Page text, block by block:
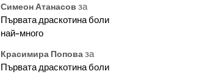
Симеон Атанасов за
Първата драскотина боли
най-много
Красимира Поповаза
Първата драскотина боли